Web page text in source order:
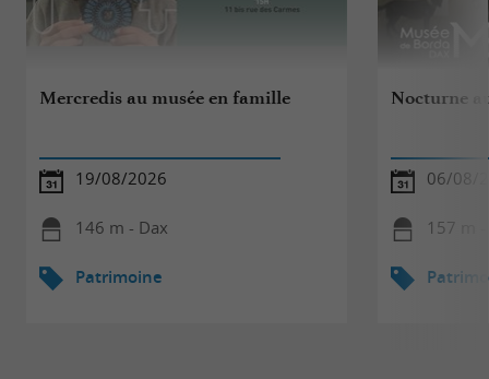
Mercredis au musée en famille
19/08/2026
146 m - Dax
Patrimoine
Nocturne
06/08/
157 m